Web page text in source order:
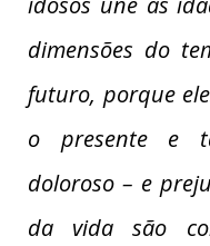
dimensões do
futuro, porque
o presente e
doloroso – e
da vida são